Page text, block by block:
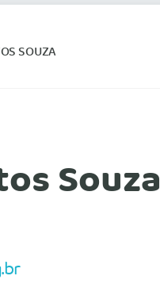
SOUZA
Souza